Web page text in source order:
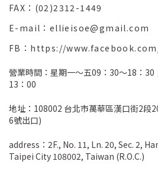
FAX：(02)2312-1449
E-mail：ellieisoe@gmail.com
FB：https://
營業時間：星期一～五09：30～18：
13：00
地址：108002 台北市萬華區漢口街2段
6號出口)
address：2F., No. 11, Ln. 20, Sec. 2,
Taipei City 108002, Taiwan (R.O.C.)